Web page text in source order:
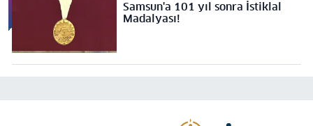
Samsun'a 101 yıl sonra İstiklal
Madalyası!